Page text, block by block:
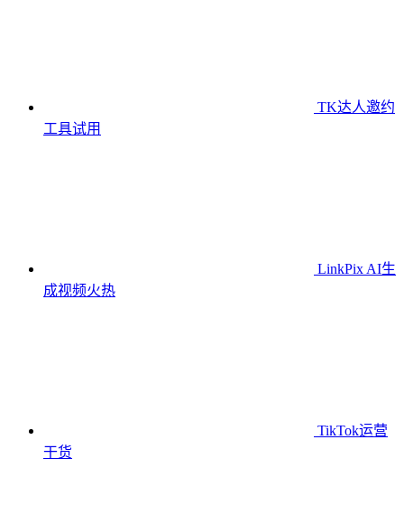
TK达人邀约
工具试用
LinkPix AI生
成视频火热
TikTok运营
干货